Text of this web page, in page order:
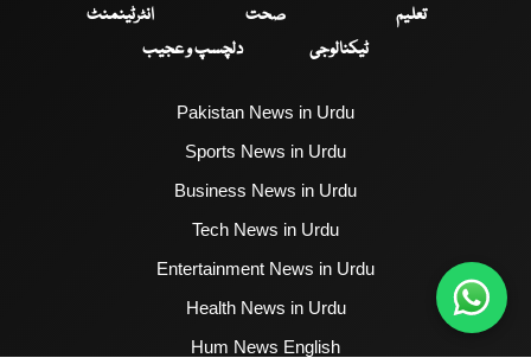
تعلیم
صحت
انٹرٹینمنٹ
ٹیکنالوجی
دلچسپ و عجیب
Pakistan News in Urdu
Sports News in Urdu
Business News in Urdu
Tech News in Urdu
Entertainment News in Urdu
Health News in Urdu
Hum News English